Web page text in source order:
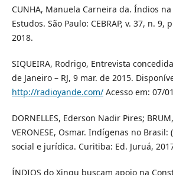
CUNHA, Manuela Carneira da. Índios
Estudos. São Paulo: CEBRAP, v. 37, n. 9,
2018.
SIQUEIRA, Rodrigo, Entrevista
de Janeiro – RJ, 9 mar. de 2015.
http://radioyande.com/Acesso em: 07/
DORNELLES, Ederson Nadir Pires;
VERONESE, Osmar. Indígenas no
social e jurídica. Curitiba: Ed. Juruá,
ÍNDIOS do Xingu buscam apoio na